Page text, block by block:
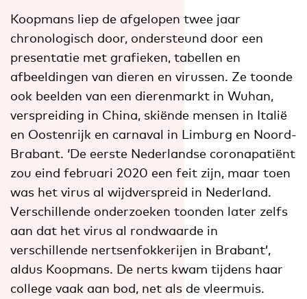
Koopmans liep de afgelopen twee jaar
chronologisch door, ondersteund door een
presentatie met grafieken, tabellen en
afbeeldingen van dieren en virussen. Ze toonde
ook beelden van een dierenmarkt in Wuhan,
verspreiding in China, skiënde mensen in Italië
en Oostenrijk en carnaval in Limburg en Noord-
Brabant. ‘De eerste Nederlandse coronapatiënt
zou eind februari 2020 een feit zijn, maar toen
was het virus al wijdverspreid in Nederland.
Verschillende onderzoeken toonden later zelfs
aan dat het virus al rondwaarde in
verschillende nertsenfokkerijen in Brabant’,
aldus Koopmans. De nerts kwam tijdens haar
college vaak aan bod, net als de vleermuis.